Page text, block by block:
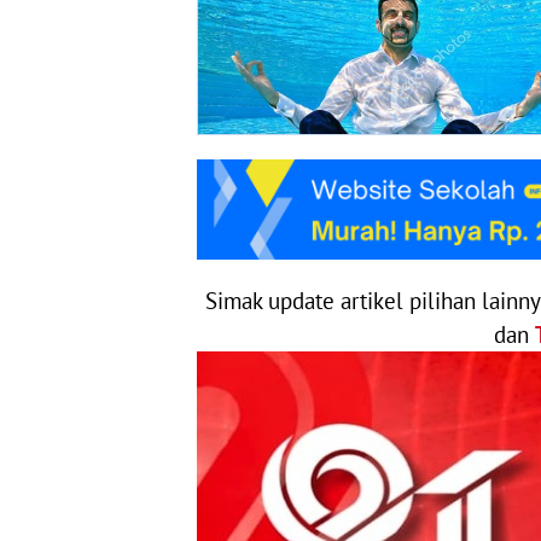
Simak update artikel pilihan
dan